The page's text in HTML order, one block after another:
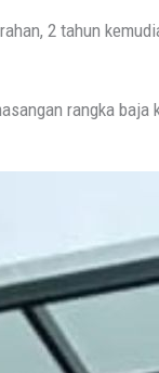
2 tahun
rangka